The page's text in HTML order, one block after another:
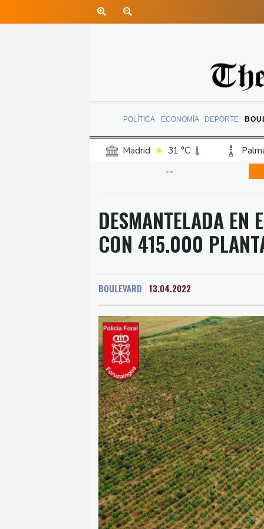
POLÍTICA ECONOMÍA DEPORTE
Madrid 31 °C
Canary Islands
Havana
24 °C
Rio de Janeiro
22 °C
Oaxaca
14 °C
Mexico City
16 °C
Caracas
18 °C
Panama City
24 °C
--
DESMANTELADA EN
CON 415.000
BOULEVARD 13.04.2022